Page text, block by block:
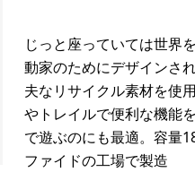
じっと座っていては世界
動家のためにデザインさ
夫なリサイクル素材を使
やトレイルで便利な機能
で遊ぶのにも最適。容量
ファイドの工場で製造